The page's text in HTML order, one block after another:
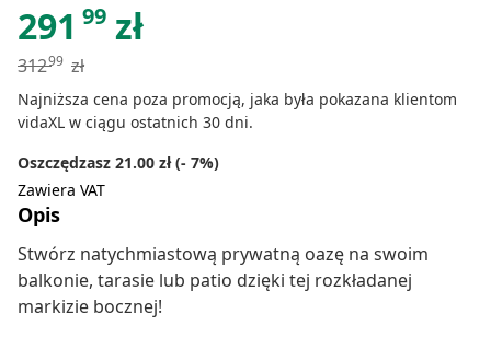
291 99 zł
31299 zł
Najniższa cena poza promocją, jaka była pokazana klientom
vidaXL w ciągu ostatnich 30 dni.
Oszczędzasz 21.00 zł (- 7%)
Zawiera VAT
Opis
Stwórz natychmiastową prywatną oazę na swoim
balkonie, tarasie lub patio dzięki tej rozkładanej
markizie bocznej!